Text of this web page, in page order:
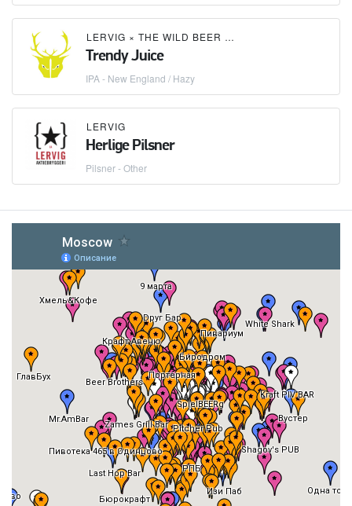
LERVIG × THE WILD BEER CO
Trendy Juice
IPA - New England / Hazy
LERVIG
Herlige Pilsner
Pilsner - Other